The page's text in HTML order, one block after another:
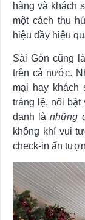
hàng và khách
một cách thu
hiệu đầy hiệu
Sài Gòn cũng
trên cả nước.
mại hay
tráng lệ, nổi bật
danh lànhững
không khí vui
check-in ấn